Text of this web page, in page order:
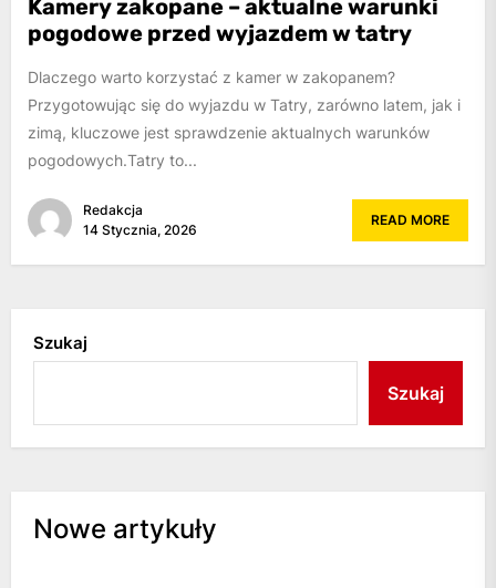
Kamery zakopane – aktualne warunki
pogodowe przed wyjazdem w tatry
Dlaczego warto korzystać z kamer w zakopanem?
Przygotowując się do wyjazdu w Tatry, zarówno latem, jak i
zimą, kluczowe jest sprawdzenie aktualnych warunków
pogodowych.Tatry to...
Redakcja
14 Stycznia, 2026
READ MORE
Szukaj
Szukaj
Nowe artykuły